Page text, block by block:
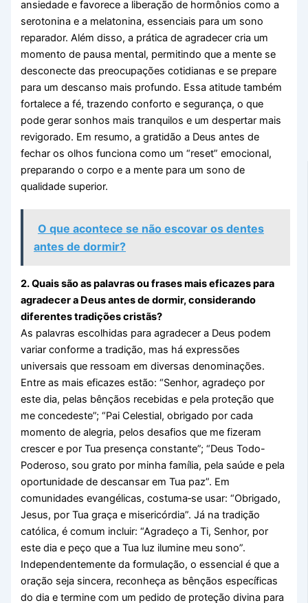
ansiedade e favorece a liberação de hormônios como a
serotonina e a melatonina, essenciais para um sono
reparador. Além disso, a prática de agradecer cria um
momento de pausa mental, permitindo que a mente se
desconecte das preocupações cotidianas e se prepare
para um descanso mais profundo. Essa atitude também
fortalece a fé, trazendo conforto e segurança, o que
pode gerar sonhos mais tranquilos e um despertar mais
revigorado. Em resumo, a gratidão a Deus antes de
fechar os olhos funciona como um “reset” emocional,
preparando o corpo e a mente para um sono de
qualidade superior.
O que acontece se não escovar os dentes
antes de dormir?
2. Quais são as palavras ou frases mais eficazes para
agradecer a Deus antes de dormir, considerando
diferentes tradições cristãs?
As palavras escolhidas para agradecer a Deus podem
variar conforme a tradição, mas há expressões
universais que ressoam em diversas denominações.
Entre as mais eficazes estão: “Senhor, agradeço por
este dia, pelas bênçãos recebidas e pela proteção que
me concedeste”; “Pai Celestial, obrigado por cada
momento de alegria, pelos desafios que me fizeram
crescer e por Tua presença constante”; “Deus Todo-
Poderoso, sou grato por minha família, pela saúde e pela
oportunidade de descansar em Tua paz”. Em
comunidades evangélicas, costuma‑se usar: “Obrigado,
Jesus, por Tua graça e misericórdia”. Já na tradição
católica, é comum incluir: “Agradeço a Ti, Senhor, por
este dia e peço que a Tua luz ilumine meu sono”.
Independentemente da formulação, o essencial é que a
oração seja sincera, reconheça as bênçãos específicas
do dia e termine com um pedido de proteção divina para